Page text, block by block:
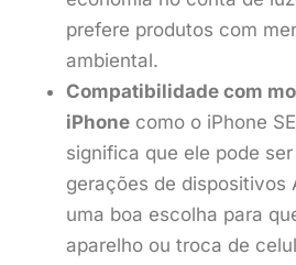
prefere produtos com
ambiental.
Compatibilidade com
iPhone como o iPhone
significa que ele pode
gerações de dispositivos
uma boa escolha para
aparelho ou troca de